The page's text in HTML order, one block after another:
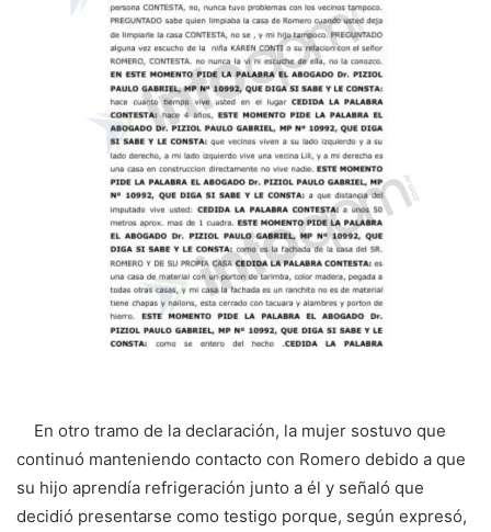
En otro tramo de la declaración, la mujer sostuvo que
continuó manteniendo contacto con Romero debido a que
su hijo aprendía refrigeración junto a él y señaló que
decidió presentarse como testigo porque, según expresó,